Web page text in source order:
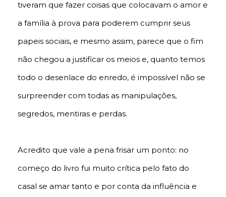
tiveram que fazer coisas que colocavam o amor e
a família à prova para poderem cumprir seus
papeis sociais, e mesmo assim, parece que o fim
não chegou a justificar os meios e, quanto temos
todo o desenlace do enredo, é impossível não se
surpreender com todas as manipulações,
segredos, mentiras e perdas.
Acredito que vale a pena frisar um ponto: no
começo do livro fui muito crítica pelo fato do
casal se amar tanto e por conta da influência e